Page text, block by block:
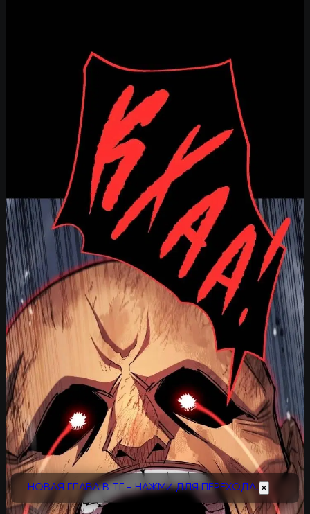
НОВАЯ ГЛАВА В ТГ - НАЖМИ ДЛЯ ПЕРЕХОДА! ✕